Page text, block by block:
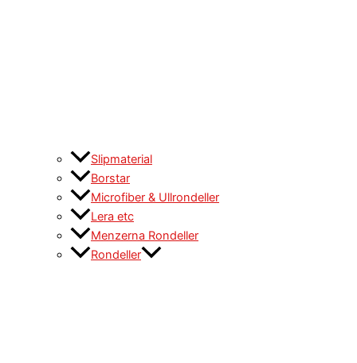
Slipmaterial
Borstar
Microfiber & Ullrondeller
Lera etc
Menzerna Rondeller
Rondeller